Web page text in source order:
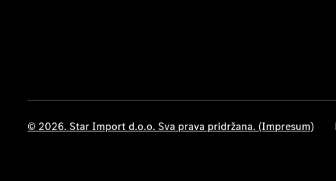
© 2026. Star Import d.o.o. Sva prava pridržana. (Impresum)